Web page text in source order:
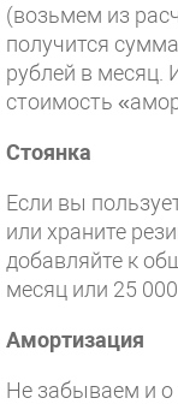
(возьмем из
получится
рублей в месяц.
стоимость
Стоянка
Если вы
или храните
добавляйте к
месяц или 25 000
Амортизация
Не забываем и о